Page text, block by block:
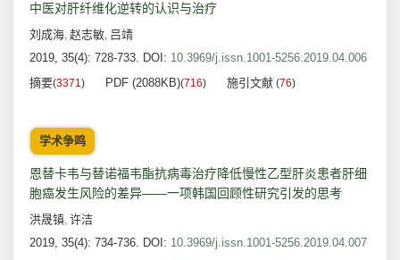
中医对肝纤维化逆转的认识与治疗
刘成海, 赵志敏, 吕靖
2019, 35(4): 728-733. DOI: 10.3969/j.issn.1001-5256.2019.04.006
摘要(3371) PDF (2088KB)(716) 施引文献 (76)
学术争鸣
恩替卡韦与替诺福韦酯抗病毒治疗降低慢性乙型肝炎患者肝细
胞癌发生风险的差异——一项韩国回顾性研究引发的思考
洪晟镇, 许洁
2019, 35(4): 734-736. DOI: 10.3969/j.issn.1001-5256.2019.04.007